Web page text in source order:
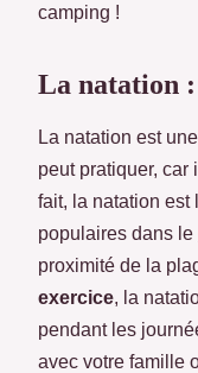
camping !
La natation :
La natation est
peut pratiquer, car
fait, la natation est
populaires dans le
proximité de la
exercice, la
pendant les
avec votre famille